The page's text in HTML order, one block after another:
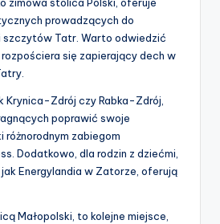
prowadzących do
szczytów Tatr. Warto odwiedzić
się zapierający dech w
Krynica-Zdrój czy Rabka-Zdrój,
poprawić swoje
różnorodnym zabiegom
Dodatkowo, dla rodzin z dziećmi,
Energylandia w Zatorze, oferują
Małopolski, to kolejne miejsce,